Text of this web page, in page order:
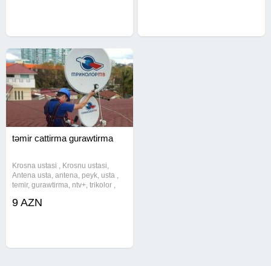
təmir cattirma gurawtirma
Krosna ustasi , Krosnu ustasi,
Antena usta, antena, peyk, usta ,
temir, gurawtirma, ntv+, trikolor ,
, спутниковые антены. Krosna
9 AZN